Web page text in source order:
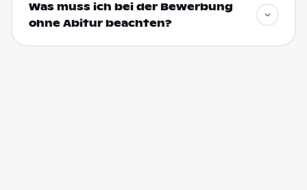
Was muss ich bei der Bewerbung
ohne Abitur beachten?